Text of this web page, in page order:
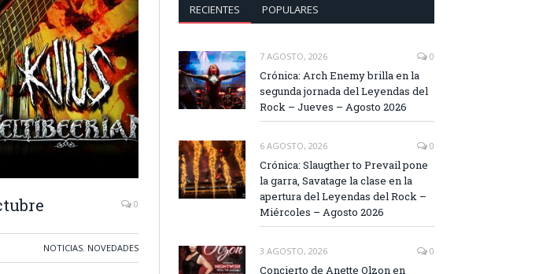
0
NOTICIAS, NOVEDADES
RECIENTES POPULARES
7 AGOSTO, 2026 0
Crónica: Arch Enemy brilla en la
segunda jornada del Leyendas del
Rock – Jueves – Agosto 2026
6 AGOSTO, 2026 0
Crónica: Slaugther to Prevail pone
la garra, Savatage la clase en la
apertura del Leyendas del Rock –
Miércoles – Agosto 2026
3 AGOSTO, 2026 0
Concierto de Anette Olzon en